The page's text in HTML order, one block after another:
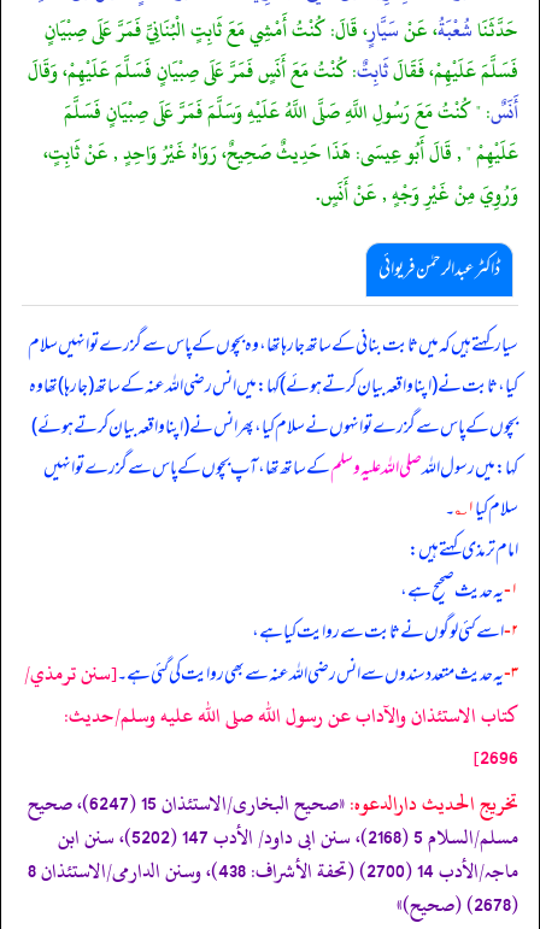
حَدَّثَنَاشُعْبَةُ، عَنْسَيَّارٍ، قَالَ: كُنْتُ أَمْشِي مَعَ ثَابِتٍ الْبُنَانِيِّ فَمَرَّ عَلَى صِبْيَانٍ
فَسَلَّمَ عَلَيْهِمْ، فَقَالَثَابِتٌ: كُنْتُ مَعَ أَنَسٍ فَمَرَّ عَلَى صِبْيَانٍ فَسَلَّمَ عَلَيْهِمْ، وَقَالَ
أَنَسٌ: " كُنْتُ مَعَ رَسُولِ اللَّهِ صَلَّى اللَّهُ عَلَيْهِ وَسَلَّمَ فَمَرَّ عَلَى صِبْيَانٍ فَسَلَّمَ
عَلَيْهِمْ " , قَالَ أَبُو عِيسَى: هَذَا حَدِيثٌ صَحِيحٌ، رَوَاهُ غَيْرُ وَاحِدٍ , عَنْ ثَابِتٍ،
وَرُوِيَ مِنْ غَيْرِ وَجْهٍ , عَنْ أَنَسٍ.
ڈاکٹر عبدالرحمٰن فریوائی
سیار کہتے ہیں کہمیں ثابت بنانی کے ساتھ جا رہا تھا، وہ بچوں کے پاس سے گزرے تو انہیں سلام
کیا، ثابت نے (اپنا واقعہ بیان کرتے ہوئے) کہا: میں انس رضی الله عنہ کے ساتھ (جا رہا) تھا وہ
بچوں کے پاس سے گزرے تو انہوں نے سلام کیا، پھر انس نے (اپنا واقعہ بیان کرتے ہوئے)
کہا: میں رسول اللہصلی اللہ علیہ وسلمکے ساتھ تھا، آپ بچوں کے پاس سے گزرے تو انہیں
سلام کیا۱؎ ۔
امام ترمذی کہتے ہیں:
۱- یہ حدیث صحیح ہے،
۲- اسے کئی لوگوں نے ثابت سے روایت کیا ہے،
۳- یہ حدیث متعدد سندوں سے انس رضی الله عنہ سے بھی روایت کی گئی ہے۔[سنن ترمذي/
كتاب الاستئذان والآداب عن رسول الله صلى الله عليه وسلم/حدیث:
2696]
تخریج الحدیث دارالدعوہ:
«صحیح البخاری/الاستئذان 15 (6247)، صحیح
مسلم/السلام 5 (2168)، سنن ابی داود/ الأدب 147 (5202)، سنن ابن
ماجہ/الأدب 14 (2700) (تحفة الأشراف: 438)، وسنن الدارمی/الاستئذان 8
(2678) (صحیح)»